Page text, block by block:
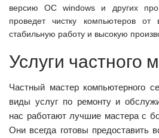
версию ОС windows и других
проведет чистку компьютеров от
стабильную работу и высокую
Услуги частного
Частный мастер компьютерного
виды услуг по ремонту и
нас работают лучшие мастера с
Они всегда готовы предоставить